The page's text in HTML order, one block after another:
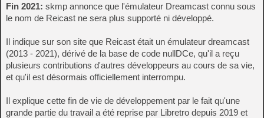
Fin 2021: skmp annonce que l'émulateur Dreamcast connu sous
le nom de Reicast ne sera plus supporté ni développé.
Il indique sur son site que Reicast était un émulateur dreamcast
(2013 - 2021), dérivé de la base de code nullDCe, qu'il a reçu
plusieurs contributions d'autres développeurs au cours de sa vie,
et qu'il est désormais officiellement interrompu.
Il explique cette fin de vie de développement par le fait qu'une
grande partie du travail a été reprise par Libretro depuis 2019 et